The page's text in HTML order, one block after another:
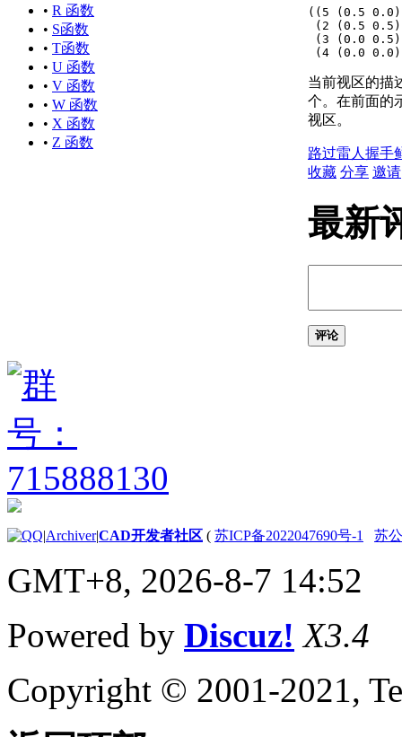
关于在当前视图中平移和缩
放
关于导航栏
关于 SteeringWheels
关于 ShowMotion
关于查看三维对象
关于三维导航工具
使用草图辅助工具控制精度
设置工作平面和原点
• R 函数
• S函数
• T函数
• U 函数
• V 函数
• W 函数
• X 函数
• Z 函数
((5 (0.5
(2 (0.5
(3 (0.0
(4 (0.0
当前视区的描
个。在前面的
视区。
路过雷人 握手
收藏 分享 邀请
最新
评论
|Archiver|CAD开发者社区 ( 苏ICP备2022047690号-1 苏
GMT+8, 2026-8-7 14:52
Powered by Discuz! X3.4
Copyright © 2001-2021,